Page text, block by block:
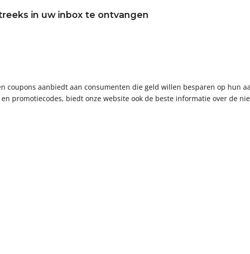
in uw inbox te ontvangen
coupons aanbiedt aan consumenten die geld willen besparen op hun
promotiecodes, biedt onze website ook de beste informatie over de